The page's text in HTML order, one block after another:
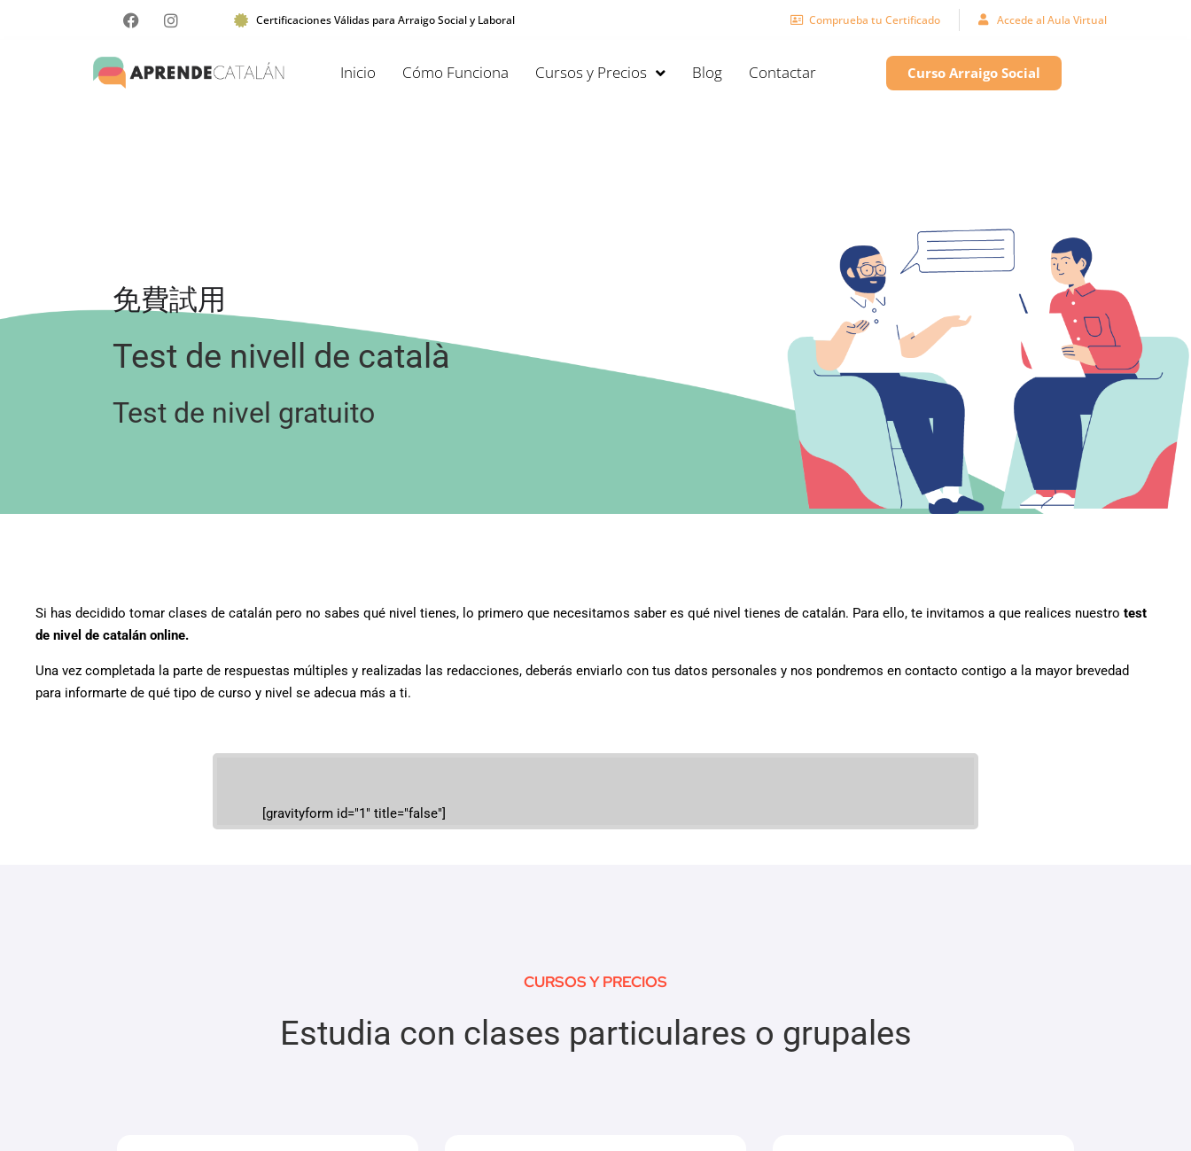
Certificaciones Válidas para Arraigo Social y Laboral Comprueba tu Certificado Accede al Aula Virtual
Inicio Cómo Funciona Cursos y Precios Blog Contactar Curso Arraigo Social
免費試用
Test de nivell de català
Test de nivel gratuito
Si has decidido tomar clases de catalán pero no sabes qué nivel tienes, lo primero que necesitamos saber es qué nivel tienes de catalán. Para ello, te invitamos a que realices nuestro test
de nivel de catalán online.
Una vez completada la parte de respuestas múltiples y realizadas las redacciones, deberás enviarlo con tus datos personales y nos pondremos en contacto contigo a la mayor brevedad
para informarte de qué tipo de curso y nivel se adecua más a ti.
[gravityform id="1" title="false"]
CURSOS Y PRECIOS
Estudia con clases particulares o grupales